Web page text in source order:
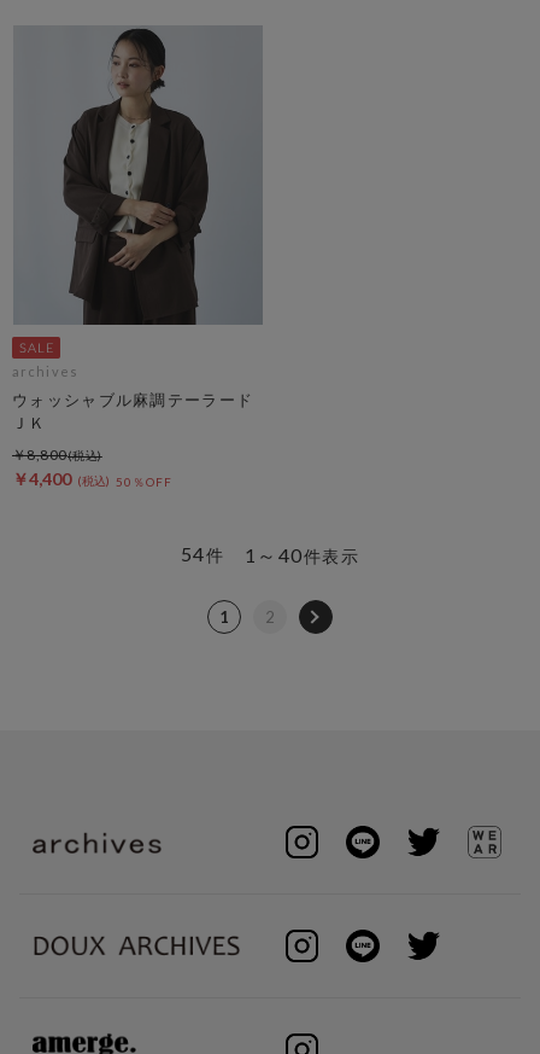
archives
ウォッシャブル麻調テーラード
ＪＫ
￥4,400 50％OFF
￥8,800
1～40件表示
54件
1 2